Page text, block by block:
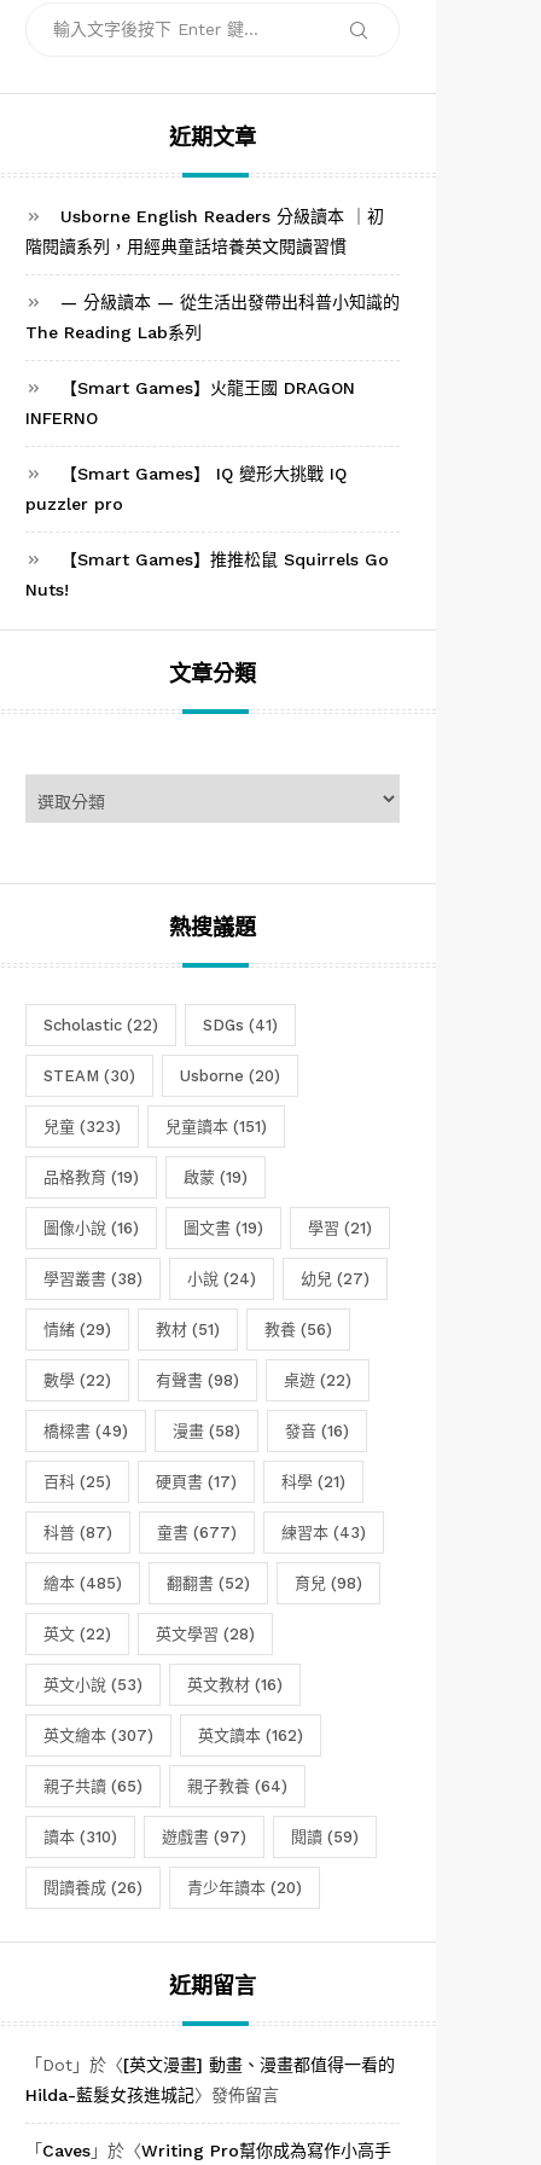
搜
近期文章
Usborne English Readers 分級讀本 ｜初
階閱讀系列，用經典童話培養英文閱讀習慣
— 分級讀本 — 從生活出發帶出科普小知識的
The Reading Lab系列
【Smart Games】火龍王國 DRAGON
INFERNO
【Smart Games】 IQ 變形大挑戰 IQ
puzzler pro
【Smart Games】推推松鼠 Squirrels Go
Nuts!
文章分類
章
分
熱搜議題
Scholastic (22) SDGs (41)
STEAM (30) Usborne (20)
兒童 (323) 兒童讀本 (151)
品格教育 (19) 啟蒙 (19)
圖像小說 (16) 圖文書 (19) 學習 (21)
學習叢書 (38) 小說 (24) 幼兒 (27)
情緒 (29) 教材 (51) 教養 (56)
數學 (22) 有聲書 (98) 桌遊 (22)
橋樑書 (49) 漫畫 (58) 發音 (16)
百科 (25) 硬頁書 (17) 科學 (21)
科普 (87) 童書 (677) 練習本 (43)
繪本 (485) 翻翻書 (52) 育兒 (98)
英文 (22) 英文學習 (28)
英文小說 (53) 英文教材 (16)
英文繪本 (307) 英文讀本 (162)
親子共讀 (65) 親子教養 (64)
讀本 (310) 遊戲書 (97) 閱讀 (59)
閱讀養成 (26) 青少年讀本 (20)
近期留言
「 Dot」於〈[英文漫畫] 動畫、漫畫都值得一看的
Hilda-藍髮女孩進城記〉發佈留言
「 Caves」於〈Writing Pro幫你成為寫作小高手